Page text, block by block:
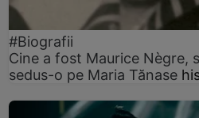
#Biografii
Cine a fost Maurice Nègre,
sedus-o pe Maria Tănase